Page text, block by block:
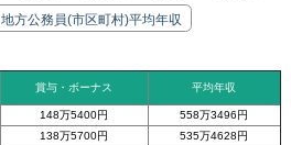
地方公務員(市区町村)平均年収
賞与・ボーナス 平均年収
148万5400円
558万3496円
138万5700円
535万4628円